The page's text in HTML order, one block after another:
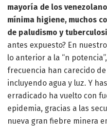
mayoría de los
mínima higiene, muchos
de paludismo y
antes expuesto? En
lo anterior a la “n
frecuencia han carecido
incluyendo agua y luz. Y
erradicado ha vuelto con
epidemia, gracias a las
nueva gran fiebre minera